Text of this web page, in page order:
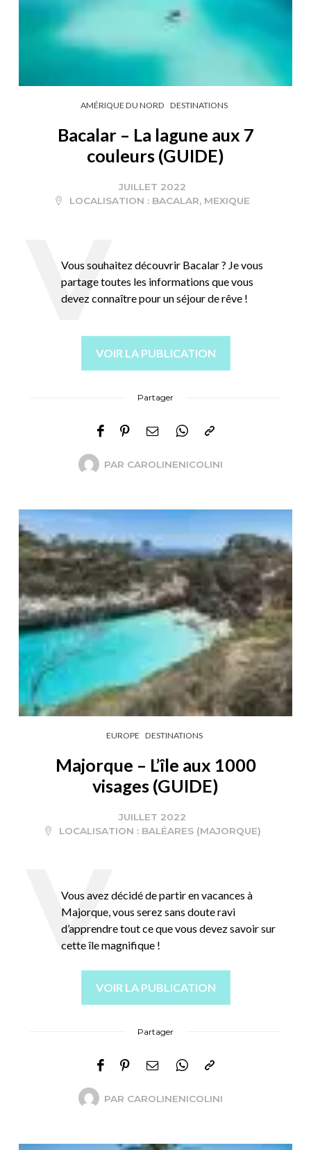
AMÉRIQUE DU NORD DESTINATIONS
Bacalar – La lagune aux 7
couleurs (GUIDE)
JUILLET 2022
LOCALISATION : BACALAR, MEXIQUE
Vous souhaitez découvrir Bacalar ? Je vous
partage toutes les informations que vous
devez connaître pour un séjour de rêve !
VOIR LA PUBLICATION
Partager
PAR CAROLINENICOLINI
EUROPE DESTINATIONS
Majorque – L’île aux 1000
visages (GUIDE)
JUILLET 2022
LOCALISATION : BALÉARES (MAJORQUE)
Vous avez décidé de partir en vacances à
Majorque, vous serez sans doute ravi
d’apprendre tout ce que vous devez savoir sur
cette île magnifique !
VOIR LA PUBLICATION
Partager
PAR CAROLINENICOLINI